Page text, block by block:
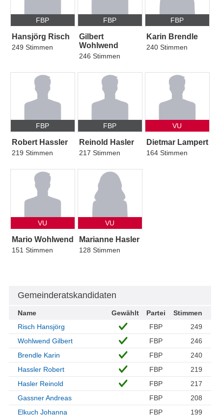
FBP
Hansjörg Risch
249 Stimmen
FBP
Gilbert
Wohlwend
246 Stimmen
FBP
Karin Brendle
240 Stimmen
FBP
Robert Hassler
219 Stimmen
FBP
Reinold Hasler
217 Stimmen
VU
Dietmar Lampert
164 Stimmen
VU
Mario Wohlwend
151 Stimmen
VU
Marianne Hasler
128 Stimmen
Gemeinderatskandidaten
Name Gewählt Partei
Stimmen
Risch Hansjörg
FBP
249
Wohlwend Gilbert
FBP
246
Brendle Karin
FBP
240
Hassler Robert
FBP
219
Hasler Reinold
FBP
217
Gassner Andreas
FBP
208
Elkuch Johanna
FBP
199